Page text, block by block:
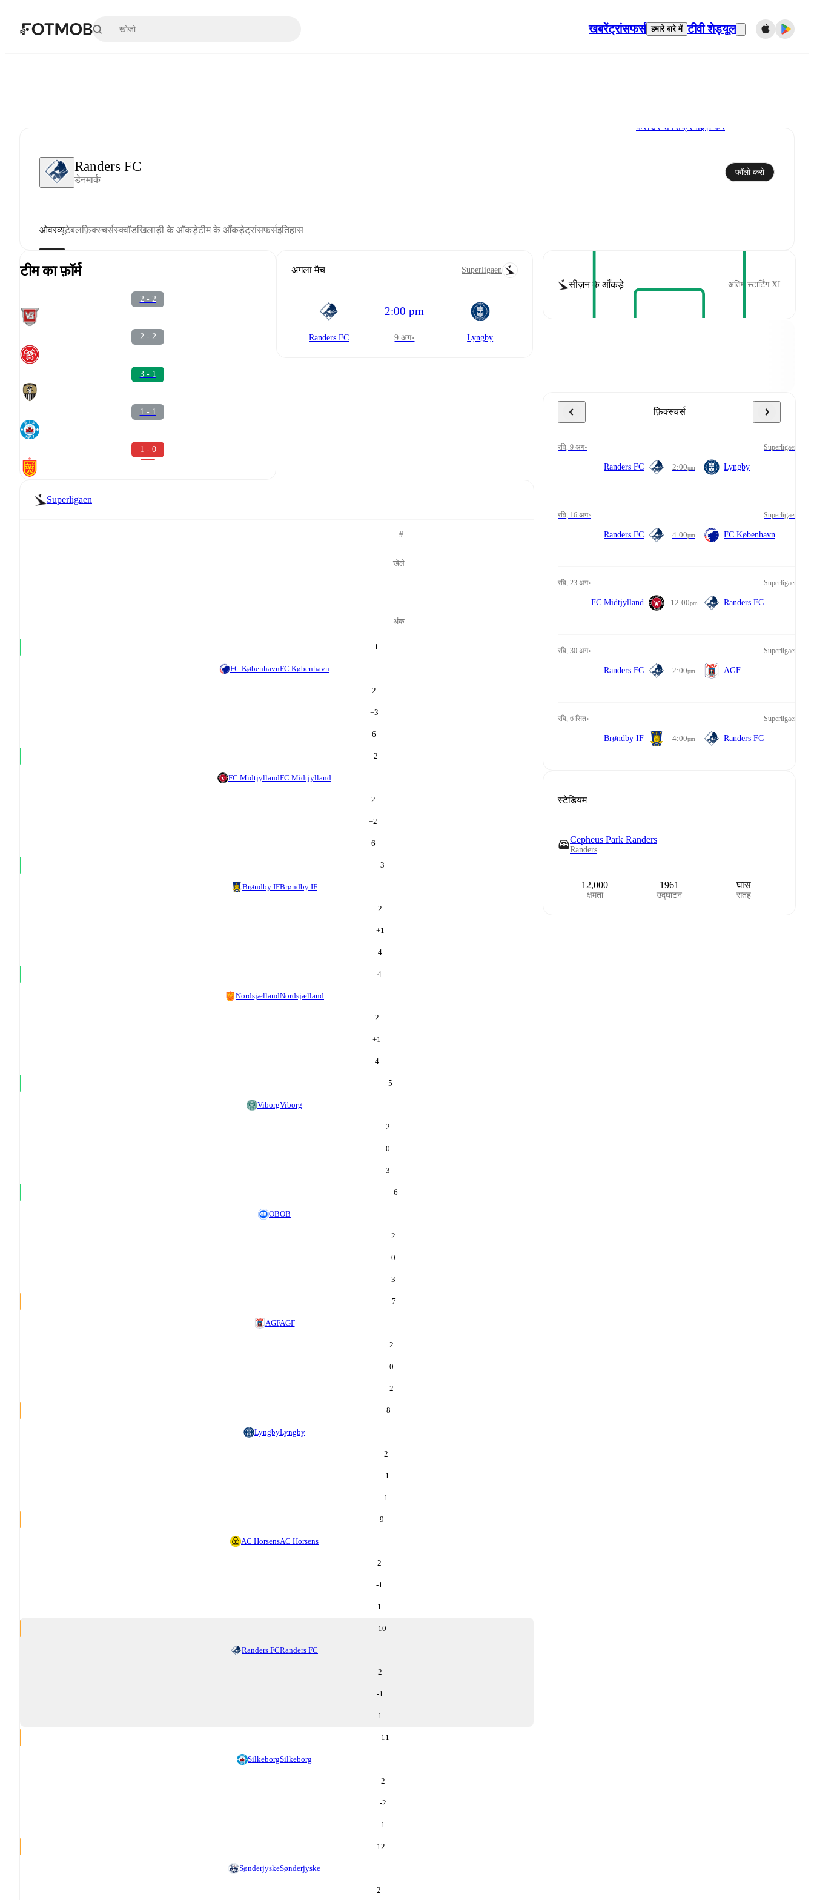
खबरेंट्रांसफर्स हमारे बारे में टीवी शेड्यूल
Randers FC
डेनमार्क
कैलेंडर से सिंक्रनाइज़ करें
फॉलो करो
ओवरव्यूटेबलफ़िक्स्चर्सस्क्वॉडखिलाड़ी के आँकड़ेटीम के आँकड़ेट्रांसफर्सइतिहास
टीम का फ़ॉर्म
2 - 2
2 - 2
3 - 1
1 - 1
1 - 0
अगला मैच Superligaen
Randers FC
2:00 pm
9 अग॰ Lyngby
Superligaen
#
खेले
=
अंक
1
FC KøbenhavnFC København
2
+3
6
2
FC MidtjyllandFC Midtjylland
2
+2
6
3
Brøndby IFBrøndby IF
2
+1
4
4
NordsjællandNordsjælland
2
+1
4
5
ViborgViborg
2
0
3
6
OBOB
2
0
3
7
AGFAGF
2
0
2
8
LyngbyLyngby
2
-1
1
9
AC HorsensAC Horsens
2
-1
1
10
Randers FCRanders FC
2
-1
1
11
SilkeborgSilkeborg
2
-2
1
12
SønderjyskeSønderjyske
2
सीज़न के आँकड़े अंतिम स्टार्टिंग XI
फ़िक्स्चर्स
रवि, 9 अग॰ Superligaen
Randers FC 2:00pm Lyngby
रवि, 16 अग॰ Superligaen
Randers FC 4:00pm FC København
रवि, 23 अग॰ Superligaen
FC Midtjylland 12:00pm Randers FC
रवि, 30 अग॰ Superligaen
Randers FC 2:00pm AGF
रवि, 6 सित॰ Superligaen
Brøndby IF 4:00pm Randers FC
स्टेडियम
Cepheus Park Randers
Randers
12,000
क्षमता
1961
उद्घाटन
घास
सतह